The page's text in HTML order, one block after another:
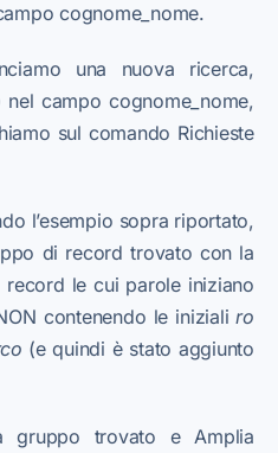
cognome_nome.
una nuova ricerca,
nel campo cognome_nome,
sul comando Richieste
l’esempio sopra riportato,
di record trovato con la
record le cui parole iniziano
contenendo le inizialiro
(e quindi è stato aggiunto
gruppo trovato e Amplia